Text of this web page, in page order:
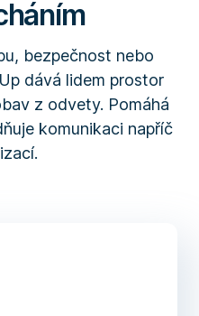
bezpečnost nebo
dává lidem prostor
z odvety. Pomáhá
komunikaci napříč